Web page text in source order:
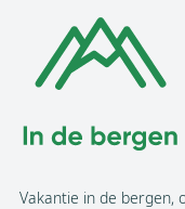
Vakantie in de bergen,